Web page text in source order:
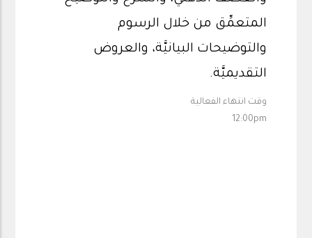
المتعمِّق من خلال الرسوم
والتوضيحات البيانيَّة، والعروض
التقديميَّة.
وقت انتهاء الفعالية
12:00pm